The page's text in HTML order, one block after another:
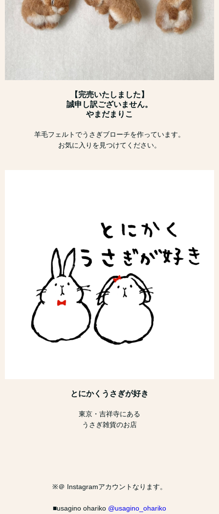
【完売いたしました】
誠申し訳ございません。
やまだまりこ
羊毛フェルトでうさぎブローチを作っています。
お気に入りを見つけてください。
とにかくうさぎが好き
東京・吉祥寺にある
うさぎ雑貨のお店
※＠ Instagramアカウントなります。
■usagino ohariko @usagino_ohariko